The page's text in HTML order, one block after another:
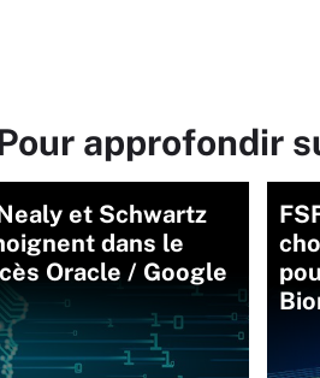
approfondir
et Schwartz
dans le
Oracle / Google